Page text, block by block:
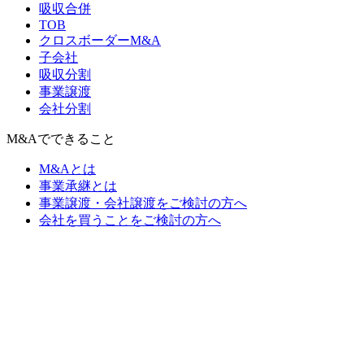
吸収合併
TOB
クロスボーダーM&A
子会社
吸収分割
事業譲渡
会社分割
M&Aでできること
M&Aとは
事業承継とは
事業譲渡・会社譲渡をご検討の方へ
会社を買うことをご検討の方へ